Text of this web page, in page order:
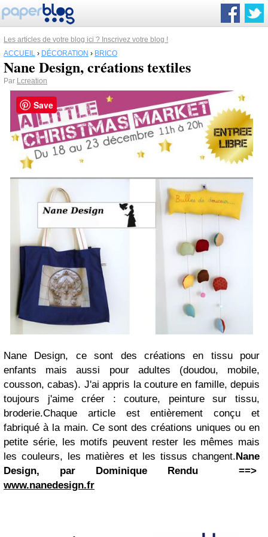
Les articles de votre blog ici ? Inscrivez votre blog !
ACCUEIL › DÉCORATION › BRICO
Nane Design, créations textiles
Par Lcreation
Nane Design, ce sont des créations en tissu pour
enfants mais aussi pour adultes (doudou, mobile,
cousson, cabas). J'ai appris la couture en famille, depuis
toujours j'aime créer : couture, peinture sur tissu,
broderie.Chaque article est entièrement conçu et
fabriqué à la main. Ce sont des créations uniques ou en
petite série, les motifs peuvent rester les mêmes mais
les couleurs, les matières et les tissus changent.Nane
Design, par Dominique Rendu ==>
www.nanedesign.fr
Save